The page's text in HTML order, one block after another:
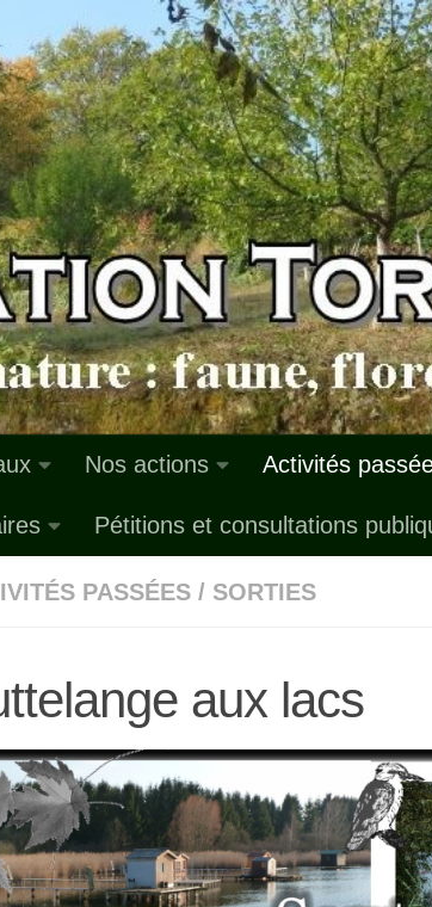
Nos actions Activités
Pétitions et consultations
PASSÉES / SORTIES
aux lacs